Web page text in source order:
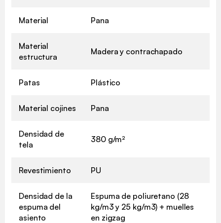
Material Pana
Material
estructura
Madera y contrachapado
Patas Plástico
Material cojines Pana
Densidad de
tela
380 g/m²
Revestimiento PU
Densidad de la
espuma del
asiento
Espuma de poliuretano (28
kg/m3 y 25 kg/m3) + muelles
en zigzag